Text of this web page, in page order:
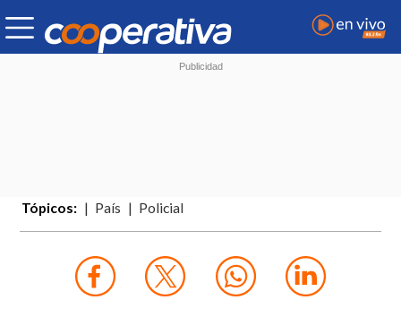
Tópicos: País Policial